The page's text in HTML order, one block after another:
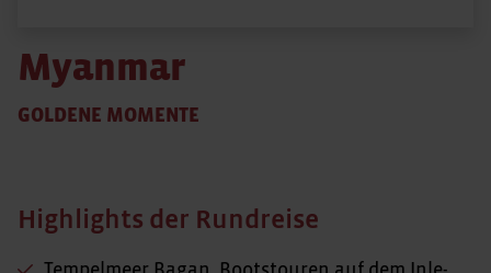
Myanmar
GOLDENE MOMENTE
Highlights der Rundreise